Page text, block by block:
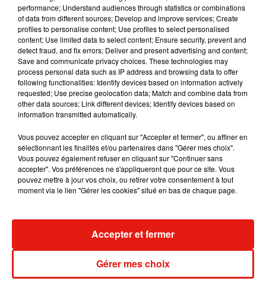
démissionner du gouvernement Fillon en 2011.
En 2018, bien que jugeant crédible l'existence de scènes
sexuelles, la cour d'assises de Seine-Saint-Denis avait
estimé qu'il n'y avait cependant pas de contrainte et donc
prononcé des acquittements.
La défense plaide mardi 16 février l'après-midi et leverdict
(Avec AFP)
Musique
performance; Understand audiences through statistics or combinations
of data from different sources; Develop and improve services; Create
profiles to personalise content; Use profiles to select personalised
content; Use limited data to select content; Ensure security, prevent and
detect fraud, and fix errors; Deliver and present advertising and content;
Save and communicate privacy choices. These technologies may
process personal data such as IP address and browsing data to offer
following functionalities: Identify devices based on information actively
requested; Use precise geolocation data; Match and combine data from
other data sources; Link different devices; Identify devices based on
information transmitted automatically.
Vous pouvez accepter en cliquant sur "Accepter et fermer", ou affiner en
sélectionnant les finalités et/ou partenaires dans "Gérer mes choix".
Vous pouvez également refuser en cliquant sur "Continuer sans
accepter". Vos préférences ne s'appliqueront que pour ce site. Vous
pouvez mettre à jour vos choix, ou retirer votre consentement à tout
moment via le lien "Gérer les cookies" situé en bas de chaque page.
Gérer mes choix
Accepter et fermer